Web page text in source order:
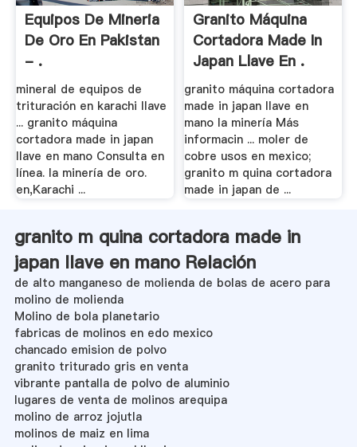
Equipos De Mineria
De Oro En Pakistan
- .
mineral de equipos de
trituración en karachi llave
... granito máquina
cortadora made in japan
llave en mano Consulta en
línea. la minería de oro.
en,Karachi ...
Granito Máquina
Cortadora Made In
Japan Llave En .
granito máquina cortadora
made in japan llave en
mano la minería Más
informacin ... moler de
cobre usos en mexico;
granito m quina cortadora
made in japan de ...
granito m quina cortadora made in
japan llave en mano Relación
de alto manganeso de molienda de bolas de acero para
molino de molienda
Molino de bola planetario
fabricas de molinos en edo mexico
chancado emision de polvo
granito triturado gris en venta
vibrante pantalla de polvo de aluminio
lugares de venta de molinos arequipa
molino de arroz jojutla
molinos de maiz en lima